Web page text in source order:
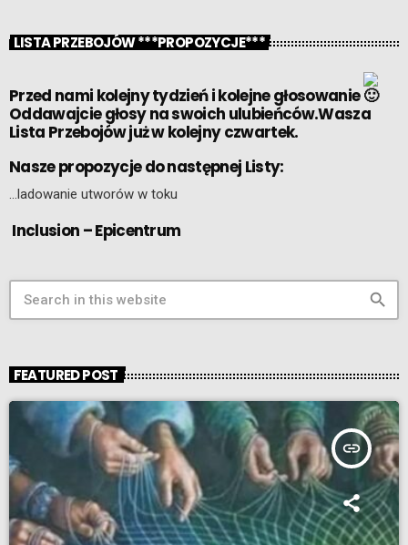
LISTA PRZEBOJÓW ***PROPOZYCJE***
Przed nami kolejny tydzień i kolejne głosowanie
Oddawajcie głosy na swoich ulubieńców.Wasza
Lista Przebojów już w kolejny czwartek.
Nasze propozycje do następnej Listy:
…ladowanie utworów w toku
Inclusion – Epicentrum
search
FEATURED POST
insert_link